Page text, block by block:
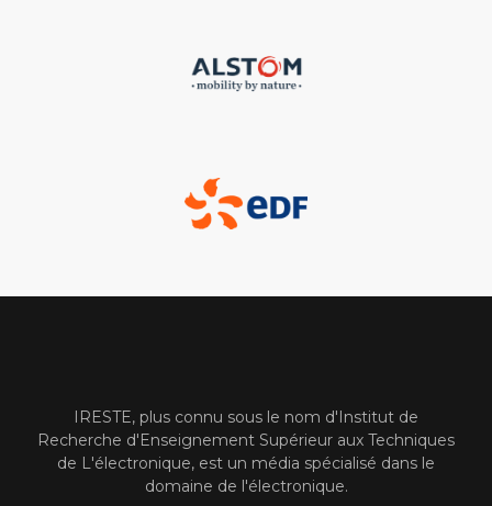
IRESTE, plus connu sous le nom d'Institut de
Recherche d'Enseignement Supérieur aux Techniques
de L'électronique, est un média spécialisé dans le
domaine de l'électronique.